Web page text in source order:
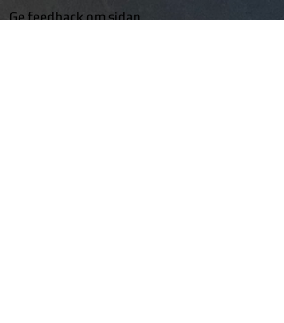
Ge feedback om sidan